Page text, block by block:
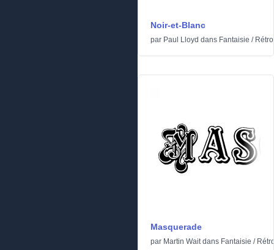
Noir-et-Blanc
par Paul Lloyd dans Fantaisie / Rétro
Masquerade
par Martin Waitdans Fantaisie /